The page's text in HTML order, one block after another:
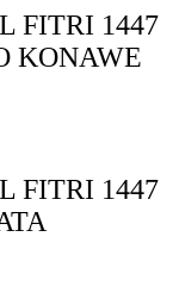
FITRI 1447
KONAWE
FITRI 1447